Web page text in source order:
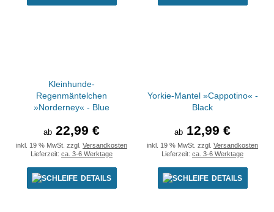
Kleinhunde-
Regenmäntelchen
»Norderney« - Blue
ab 22,99 €
inkl. 19 % MwSt. zzgl. Versandkosten
Lieferzeit: ca. 3-6 Werktage
DETAILS
Yorkie-Mantel »Cappotino« -
Black
ab 12,99 €
inkl. 19 % MwSt. zzgl. Versandkosten
Lieferzeit: ca. 3-6 Werktage
DETAILS